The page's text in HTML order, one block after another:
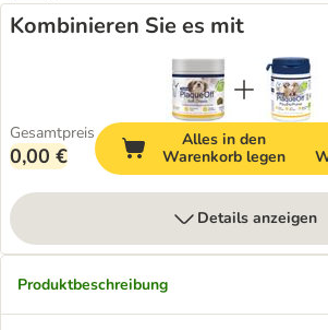
Kombinieren Sie es mit
Gesamtpreis
0,00 €
Alles in den
Warenkorb legen
Details anzeigen
Produktbeschreibung